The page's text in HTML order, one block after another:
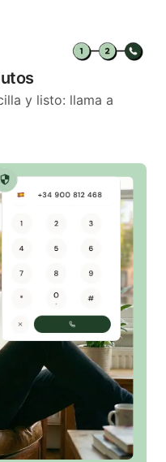
y listo: llama a